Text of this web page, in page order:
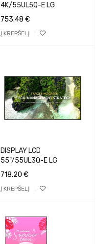
4K/55UL5Q-E LG
753.48 €
Į KREPŠELĮ
DISPLAY LCD
55"/55UL3Q-E LG
718.20 €
Į KREPŠELĮ